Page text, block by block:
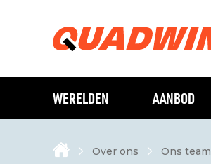
WERELDEN AANBOD
Over ons Ons team